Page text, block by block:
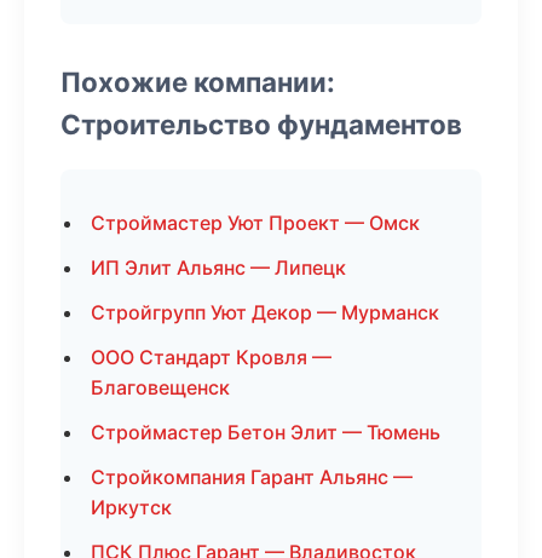
Похожие компании:
Строительство фундаментов
Строймастер Уют Проект — Омск
ИП Элит Альянс — Липецк
Стройгрупп Уют Декор — Мурманск
ООО Стандарт Кровля —
Благовещенск
Строймастер Бетон Элит — Тюмень
Стройкомпания Гарант Альянс —
Иркутск
ПСК Плюс Гарант — Владивосток